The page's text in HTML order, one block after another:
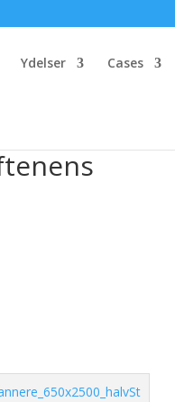
Ydelser Cases